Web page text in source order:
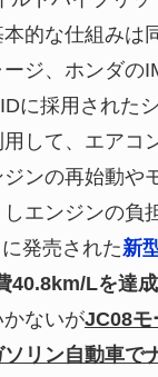
的な仕組みは
ジ、ホンダの
に採用された
して、エアコ
ンの再始動や
エンジンの負
発売された新
40.8km/Lを達成
ないがJC08モ
ソリン自動車で